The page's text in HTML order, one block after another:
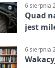
6 sierpnia
Quad
jest
6 sierpnia